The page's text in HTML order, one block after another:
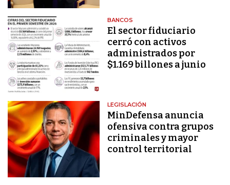
BANCOS
El sector fiduciario
cerró con activos
administrados por
$1.169 billones a junio
LEGISLACIÓN
MinDefensa anuncia
ofensiva contra grupos
criminales y mayor
control territorial